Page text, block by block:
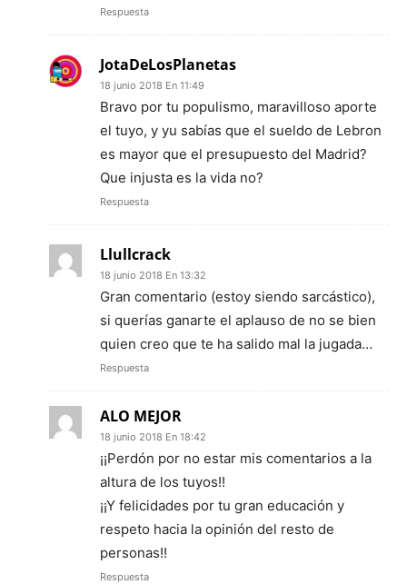
Respuesta
JotaDeLosPlanetas
18 junio 2018 En 11:49
Bravo por tu populismo, maravilloso aporte
el tuyo, y yu sabías que el sueldo de Lebron
es mayor que el presupuesto del Madrid?
Que injusta es la vida no?
Respuesta
Llullcrack
18 junio 2018 En 13:32
Gran comentario (estoy siendo sarcástico),
si querías ganarte el aplauso de no se bien
quien creo que te ha salido mal la jugada…
Respuesta
ALO MEJOR
18 junio 2018 En 18:42
¡¡Perdón por no estar mis comentarios a la
altura de los tuyos!!
¡¡Y felicidades por tu gran educación y
respeto hacia la opinión del resto de
personas!!
Respuesta